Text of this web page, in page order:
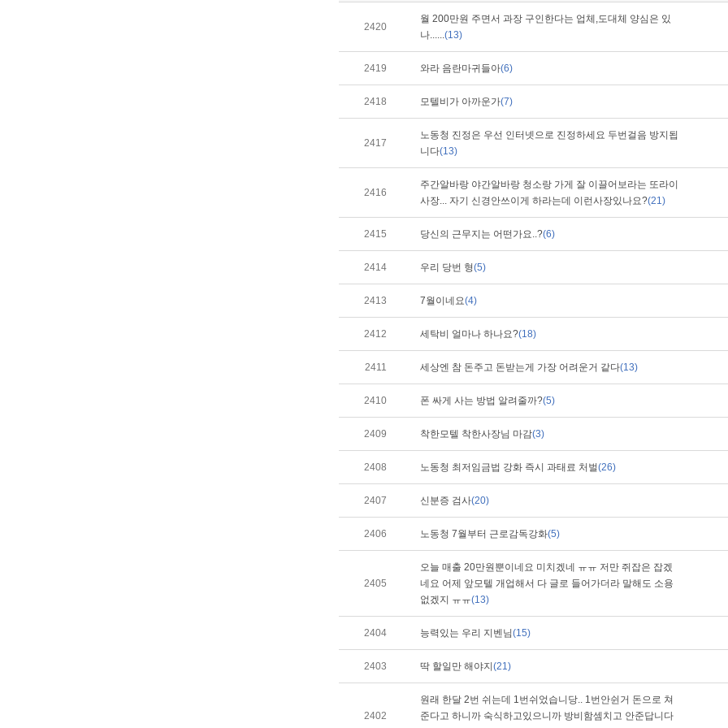
2420
월 200만원 주면서 과장 구인한다는 업체,도대체 양심은 있
나......(13)
2419 와라 음란마귀들아(6)
2418 모텔비가 아까운가(7)
2417
노동청 진정은 우선 인터넷으로 진정하세요 두번걸음 방지됩
니다(13)
2416
주간알바랑 야간알바랑 청소랑 가게 잘 이끌어보라는 또라이
사장... 자기 신경안쓰이게 하라는데 이런사장있나요?(21)
2415 당신의 근무지는 어떤가요..?(6)
2414 우리 당번 형(5)
2413 7월이네요(4)
2412 세탁비 얼마나 하나요?(18)
2411 세상엔 참 돈주고 돈받는게 가장 어려운거 같다(13)
2410 폰 싸게 사는 방법 알려줄까?(5)
2409 착한모텔 착한사장님 마감(3)
2408 노동청 최저임금법 강화 즉시 과태료 처벌(26)
2407 신분증 검사(20)
2406 노동청 7월부터 근로감독강화(5)
2405
오늘 매출 20만원뿐이네요 미치겠네 ㅠㅠ 저만 쥐잡은 잡겠
네요 어제 앞모텔 개업해서 다 글로 들어가더라 말해도 소용
없겠지 ㅠㅠ(13)
2404 능력있는 우리 지벤님(15)
2403 딱 할일만 해야지 (21)
2402
원래 한달 2번 쉬는데 1번쉬었습니당.. 1번안쉰거 돈으로 쳐
준다고 하니까 숙식하고있으니까 방비함셈치고 안준답니다